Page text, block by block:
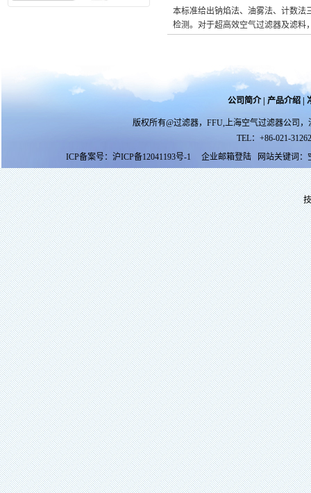
本标准给出钠焰法、油雾法、计数法
检测。对于超高效空气过滤器及滤料
公司简介| 产品介绍|
版权所有@过滤器，FFU,上海空气过滤器公司
TEL：+86-021-
ICP备案号： 沪ICP备12041193号-1 企业邮箱登陆网站关键词：